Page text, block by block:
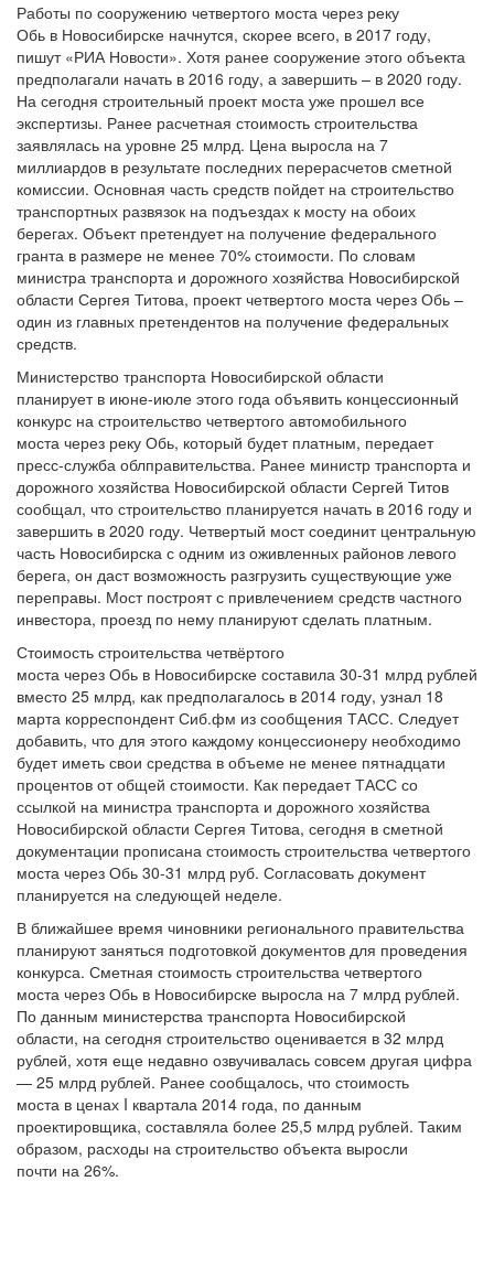
Работы по сооружению четвертого моста через реку
Обь в Новосибирске начнутся, скорее всего, в 2017 году,
пишут «РИА Новости». Хотя ранее сооружение этого объекта
предполагали начать в 2016 году, а завершить – в 2020 году.
На сегодня строительный проект моста уже прошел все
экспертизы. Ранее расчетная стоимость строительства
заявлялась на уровне 25 млрд. Цена выросла на 7
миллиардов в результате последних перерасчетов сметной
комиссии. Основная часть средств пойдет на строительство
транспортных развязок на подъездах к мосту на обоих
берегах. Объект претендует на получение федерального
гранта в размере не менее 70% стоимости. По словам
министра транспорта и дорожного хозяйства Новосибирской
области Сергея Титова, проект четвертого моста через Обь –
один из главных претендентов на получение федеральных
средств.
Министерство транспорта Новосибирской области
планирует в июне-июле этого года объявить концессионный
конкурс на строительство четвертого автомобильного
моста через реку Обь, который будет платным, передает
пресс-служба облправительства. Ранее министр транспорта и
дорожного хозяйства Новосибирской области Сергей Титов
сообщал, что строительство планируется начать в 2016 году и
завершить в 2020 году. Четвертый мост соединит центральную
часть Новосибирска с одним из оживленных районов левого
берега, он даст возможность разгрузить существующие уже
переправы. Мост построят с привлечением средств частного
инвестора, проезд по нему планируют сделать платным.
Стоимость строительства четвёртого
моста через Обь в Новосибирске составила 30-31 млрд рублей
вместо 25 млрд, как предполагалось в 2014 году, узнал 18
марта корреспондент Сиб.фм из сообщения ТАСС. Следует
добавить, что для этого каждому концессионеру необходимо
будет иметь свои средства в объеме не менее пятнадцати
процентов от общей стоимости. Как передает ТАСС со
ссылкой на министра транспорта и дорожного хозяйства
Новосибирской области Сергея Титова, сегодня в сметной
документации прописана стоимость строительства четвертого
моста через Обь 30-31 млрд руб. Согласовать документ
планируется на следующей неделе.
В ближайшее время чиновники регионального правительства
планируют заняться подготовкой документов для проведения
конкурса. Сметная стоимость строительства четвертого
моста через Обь в Новосибирске выросла на 7 млрд рублей.
По данным министерства транспорта Новосибирской
области, на сегодня строительство оценивается в 32 млрд
рублей, хотя еще недавно озвучивалась совсем другая цифра
— 25 млрд рублей. Ранее сообщалось, что стоимость
моста в ценах I квартала 2014 года, по данным
проектировщика, составляла более 25,5 млрд рублей. Таким
образом, расходы на строительство объекта выросли
почти на 26%.